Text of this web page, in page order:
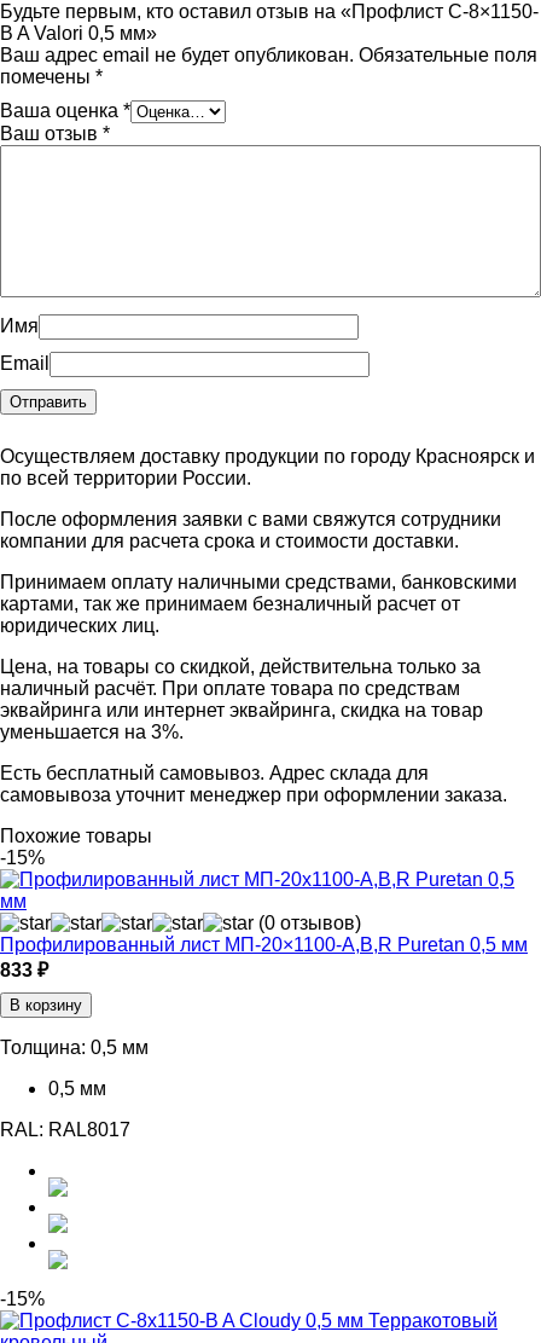
Будьте первым, кто оставил отзыв на «Профлист С-8×1150-
B A Valori 0,5 мм»
Ваш адрес email не будет опубликован. Обязательные поля
помечены *
Ваша оценка *
Ваш отзыв *
Имя
Email
Осуществляем доставку продукции по городу Красноярск и
по всей территории России.
После оформления заявки с вами свяжутся сотрудники
компании для расчета срока и стоимости доставки.
Принимаем оплату наличными средствами, банковскими
картами, так же принимаем безналичный расчет от
юридических лиц.
Цена, на товары со скидкой, действительна только за
наличный расчёт. При оплате товара по средствам
эквайринга или интернет эквайринга, скидка на товар
уменьшается на 3%.
Есть бесплатный самовывоз. Адрес склада для
самовывоза уточнит менеджер при оформлении заказа.
Похожие товары
-15%
(0 отзывов)
Профилированный лист МП-20×1100-A,B,R Puretan 0,5 мм
833 ₽
В корзину
Толщина: 0,5 мм
0,5 мм
RAL: RAL8017
-15%